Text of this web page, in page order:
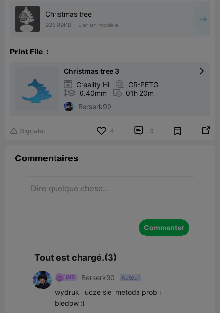
Christmas tree
926.89KB Lier un modèle
Print File：
Christmas tree 3 
 Creality Hi  CR-PETG
 0.40mm  01h 20m
Berserk90
 Signaler 4  3 
Commentaires
Commenter
Tout est chargé.(3)
Berserk90 Auteur
wydruk . ucze sie  metoda prob i
bledow :)